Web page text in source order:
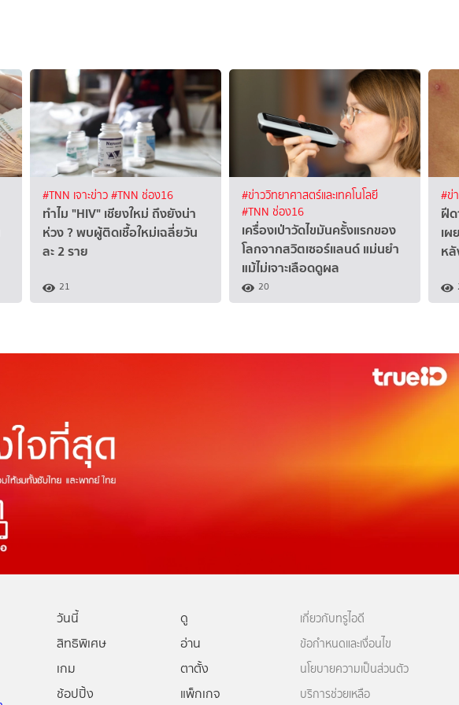
#TNN เจาะข่าว#TNN ช่อง16
ทำไม "HIV" เชียงใหม่ ถึงยังน่า
ห่วง ?​ พบผู้ติดเชื้อใหม่เฉลี่ยวัน
ละ 2 ราย
21
#ข่าววิทยาศาสตร์และเทคโนโลยี
#TNN ช่อง16
เครื่องเป่าวัดไขมันครั้งแรกของ
โลกจากสวิตเซอร์แลนด์ แม่นยำ
แม้ไม่เจาะเลือดดูผล
20
#ข่
ฝี
เผ
ห
วันนี้
ดู
สิทธิพิเศษ
อ่าน
เกม
ตาตั้ง
ช้อปปิ้ง
แพ็กเกจ
เกี่ยวกับทรูไอดี
ข้อกำหนดและเงื่อนไข
นโยบายความเป็นส่วนตัว
บริการช่วยเหลือ